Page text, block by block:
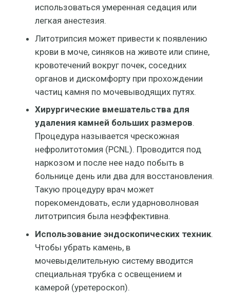
использоваться умеренная седация или
легкая анестезия.
Литотрипсия может привести к появлению
крови в моче, синяков на животе или спине,
кровотечений вокруг почек, соседних
органов и дискомфорту при прохождении
частиц камня по мочевыводящих путях.
Хирургические вмешательства для
удаления камней больших размеров.
Процедура называется чрескожная
нефролитотомия (PCNL). Проводится под
наркозом и после нее надо побыть в
больнице день или два для восстановления.
Такую процедуру врач может
порекомендовать, если ударноволновая
литотрипсия была неэффективна.
Использование эндоскопических техник.
Чтобы убрать камень, в
мочевыделительную систему вводится
специальная трубка с освещением и
камерой (уретероскоп).